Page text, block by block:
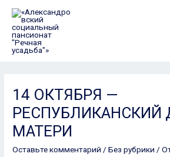
14 ОКТЯБРЯ —
РЕСПУБЛИКАНСКИЙ
МАТЕРИ
Оставьте комментарий /Без рубрики /